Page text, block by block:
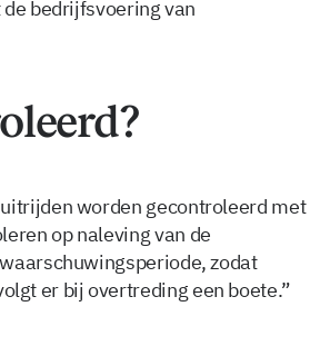
bedrijfsvoering van
worden gecontroleerd met
op naleving van de
zodat
er bij overtreding een boete.”